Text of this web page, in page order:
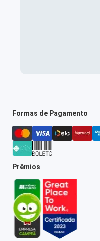
Formas de Pagamento
Prêmios